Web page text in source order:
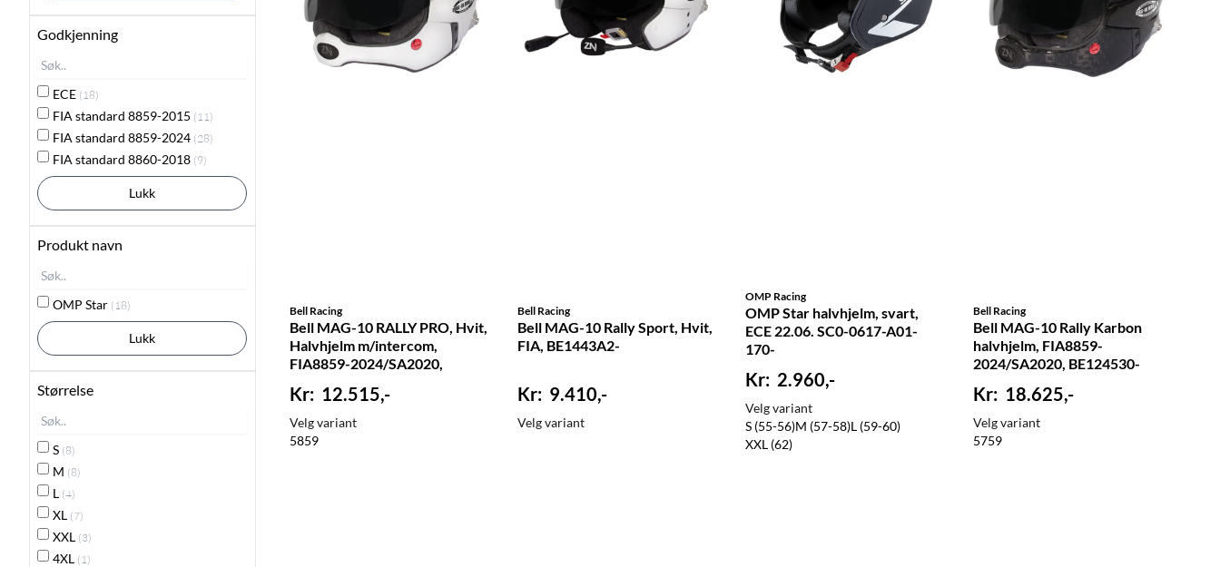
Godkjenning
ECE (18)
FIA standard 8859-2015 (11)
FIA standard 8859-2024 (28)
FIA standard 8860-2018 (9)
Lukk
Produkt navn
OMP Star (18)
Lukk
Størrelse
S (8)
M (8)
L (4)
XL (7)
XXL (3)
4XL (1)
Bell Racing
Bell MAG-10 RALLY PRO, Hvit,
Halvhjelm m/intercom,
FIA8859-2024/SA2020,
12.515,-
Velg variant
5859
Bell Racing
Bell MAG-10 Rally Sport, Hvit,
FIA, BE1443A2-
9.410,-
Velg variant
OMP Racing
OMP Star halvhjelm, svart,
ECE 22.06. SC0-0617-A01-
170-
2.960,-
Velg variant
S (55-56)M (57-58)L (59-60)
XXL (62)
Bell Racing
Bell MAG-10 Rally Karbon
halvhjelm, FIA8859-
2024/SA2020, BE124530-
18.625,-
Velg variant
5759